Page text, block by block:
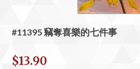
#11395 竊奪喜樂的七件事
$13.90